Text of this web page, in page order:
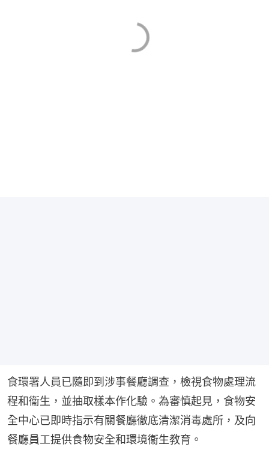
食環署人員已隨即到涉事餐廳調查，檢視食物處理流
程和衞生，並抽取樣本作化驗。為審慎起見，食物安
全中心已即時指示有關餐廳徹底清潔消毒處所，及向
餐廳員工提供食物安全和環境衞生教育。